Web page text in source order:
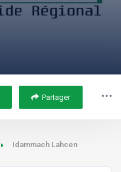
Partager
Idammach Lahcen